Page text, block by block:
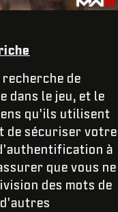
de
dans le jeu, et le
qu'ils utilisent
de sécuriser votre
à
que vous ne
des mots de